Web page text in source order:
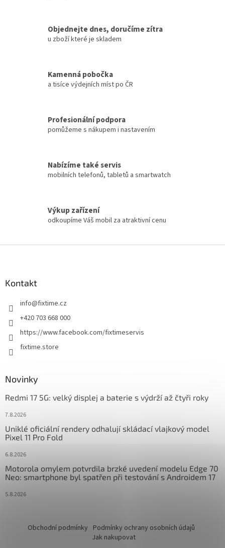
Objednejte dnes, doručíme zítra
u zboží které je skladem
Kamenná pobočka
a tisíce výdejních míst po ČR
Profesionální podpora
pomůžeme s nákupem i nastavením
Nabízíme také servis
mobilních telefonů, tabletů a smartwatch
Výkup zařízení
odkoupíme Váš mobil za atraktivní cenu
Kontakt
info@fixtime.cz
+420 703 668 000
https://www.facebook.com/fixtimeservis
fixtime.store
Novinky
Redmi 17 5G: velký displej a baterie s výdrží až čtyři roky
7.8.2026
Uniklé oficiální rendery odhalují skládací vlajkový model
Pixel 11 Pro Fold
6.8.2026
Motorola omylem potvrdila brzké uvedení modelu Edge 70
Neo: smartphone byl spatřen při testování s Androidem 17
5.8.2026
Obchodní podmínky Podmínky ochrany osobních údajů
Jak nakupovat